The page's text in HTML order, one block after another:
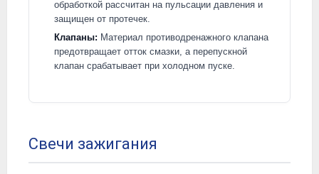
обработкой рассчитан на пульсации давления и
защищен от протечек.
Клапаны: Материал противодренажного клапана
предотвращает отток смазки, а перепускной
клапан срабатывает при холодном пуске.
Свечи зажигания